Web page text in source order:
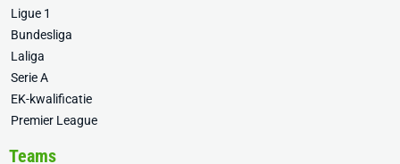
Ligue 1
Bundesliga
Laliga
Serie A
EK-kwalificatie
Premier League
Teams